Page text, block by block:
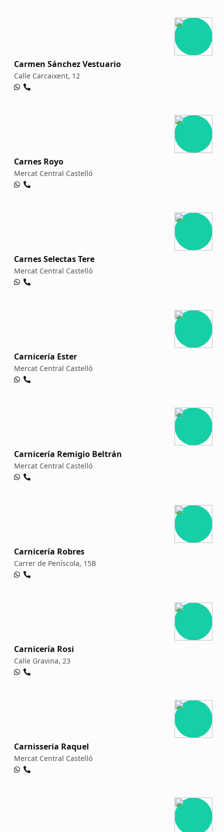
Carmen Sánchez Vestuario
Calle Carcaixent, 12
Carnes Royo
Mercat Central Castelló
Carnes Selectas Tere
Mercat Central Castelló
Carnicería Ester
Mercat Central Castelló
Carnicería Remigio Beltrán
Mercat Central Castelló
Carnicería Robres
Carrer de Peníscola, 15B
Carnicería Rosi
Calle Gravina, 23
Carnisseria Raquel
Mercat Central Castelló